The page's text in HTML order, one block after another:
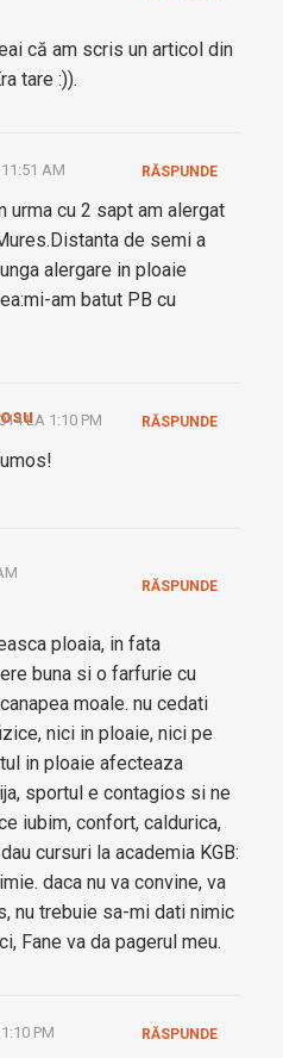
că am scris un articol din
tare :)).
AM
urma cu 2 sapt am alergat
de semi a
alergare in ploaie
am batut PB cu
RĂSPUNDE
LA 1:10 PM RĂSPUNDE
ploaia, in fata
buna si o farfurie cu
moale. nu cedati
nici in ploaie, nici pe
in ploaie afecteaza
sportul e contagios si ne
iubim, confort, caldurica,
cursuri la academia KGB:
daca nu va convine, va
nu trebuie sa-mi dati nimic
Fane va da pagerul meu.
RĂSPUNDE
PM RĂSPUNDE